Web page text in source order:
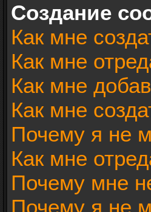
Создание
Как мне
Как мне
Как мне
Как мне
Почему я не
Как мне
Почему мне
Почему я не